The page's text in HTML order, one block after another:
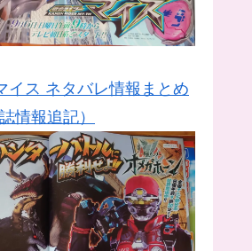
イス ネタバレ情報まとめ
情報追記）